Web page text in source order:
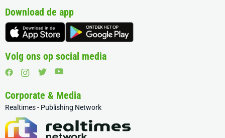
Download de app
Volg ons op social media
Corporate & Media
Realtimes - Publishing Network